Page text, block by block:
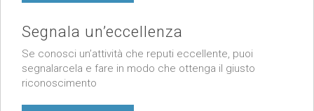
Segnala un’eccellenza
Se conosci un’attività che reputi eccellente, puoi
segnalarcela e fare in modo che ottenga il giusto
riconoscimento